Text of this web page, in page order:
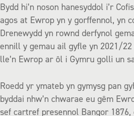
Bydd hi’n noson hanesyddol i’r
agos at Ewrop yn y gorffennol, yn
Drenewydd yn rownd derfynol
ennill y gemau ail gyfle yn 2021/
lle’n Ewrop ar ôl i Gymru golli un
Roedd yr ymateb yn gymysg pan
byddai nhw’n chwarae eu gêm
sef cartref presennol Bangor 1876,